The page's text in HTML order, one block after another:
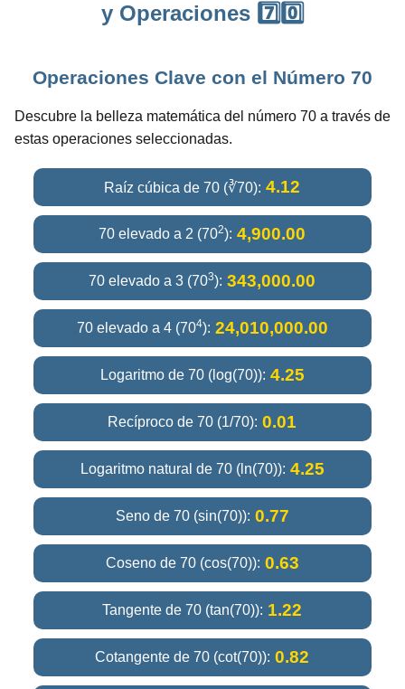
y Operaciones 7️⃣0️⃣
Operaciones Clave con el Número 70
Descubre la belleza matemática del número 70 a través de
estas operaciones seleccionadas.
Raíz cúbica de 70 (∛70): 4.12
70 elevado a 2 (702): 4,900.00
70 elevado a 3 (703): 343,000.00
70 elevado a 4 (704): 24,010,000.00
Logaritmo de 70 (log(70)): 4.25
Recíproco de 70 (1/70): 0.01
Logaritmo natural de 70 (ln(70)): 4.25
Seno de 70 (sin(70)): 0.77
Coseno de 70 (cos(70)): 0.63
Tangente de 70 (tan(70)): 1.22
Cotangente de 70 (cot(70)): 0.82